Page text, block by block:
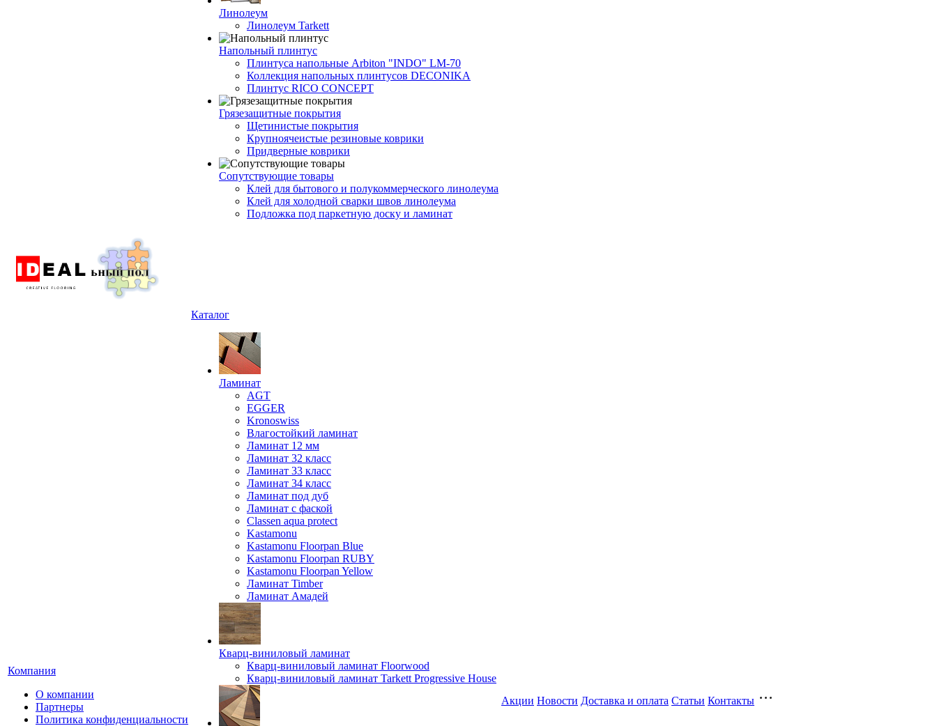
Линолеум
Линолеум Tarkett
Напольный плинтус
Плинтуса напольные Arbiton "INDO" LM-70
Коллекция напольных плинтусов DECONIKA
Плинтус RICO CONCEPT
Грязезащитные покрытия
Щетинистые покрытия
Крупноячеистые резиновые коврики
Придверные коврики
Сопутствующие товары
Клей для бытового и полукоммерческого линолеума
Клей для холодной сварки швов линолеума
Подложка под паркетную доску и ламинат
Компания
О компании
Партнеры
Политика конфиденциальности
Каталог
Ламинат
AGT
EGGER
Kronoswiss
Влагостойкий ламинат
Ламинат 12 мм
Ламинат 32 класс
Ламинат 33 класс
Ламинат 34 класс
Ламинат под дуб
Ламинат с фаской
Classen aqua protect
Kastamonu
Kastamonu Floorpan Blue
Kastamonu Floorpan RUBY
Kastamonu Floorpan Yellow
Ламинат Timber
Ламинат Амадей
Кварц-виниловый ламинат
Кварц-виниловый ламинат Floorwood
Кварц-виниловый ламинат Tarkett Progressive House
Акции Новости Доставка и оплата Статьи Контакты